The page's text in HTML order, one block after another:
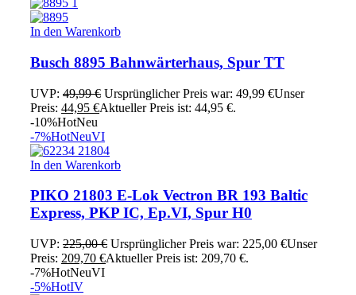
In den Warenkorb
Busch 8895 Bahnwärterhaus, Spur TT
UVP: 49,99€ Ursprünglicher Preis war: 49,99 €Unser
Preis: 44,95 €Aktueller Preis ist: 44,95 €.
-10%HotNeu
-7%HotNeuVI
In den Warenkorb
PIKO 21803 E-Lok Vectron BR 193 Baltic
Express, PKP IC, Ep.VI, Spur H0
UVP: 225,00€ Ursprünglicher Preis war: 225,00 €Unser
Preis: 209,70 €Aktueller Preis ist: 209,70 €.
-7%HotNeuVI
-5%HotIV